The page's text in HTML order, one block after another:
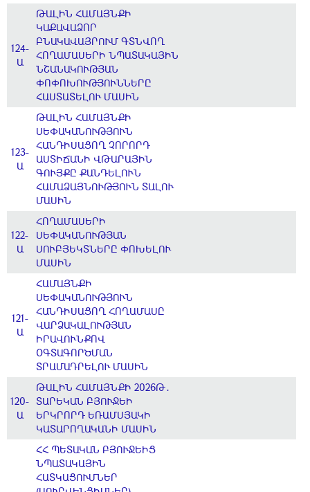
124-
Ա
ԹԱԼԻՆ ՀԱՄԱՅՆՔԻ
ԿԱՔԱՎԱՁՈՐ
ԲՆԱԿԱՎԱՅՐՈՒՄ ԳՏՆՎՈՂ
ՀՈՂԱՄԱՍԵՐԻ ՆՊԱՏԱԿԱՅԻՆ
ՆՇԱՆԱԿՈՒԹՅԱՆ
ՓՈՓՈԽՈՒԹՅՈՒՆՆԵՐԸ
ՀԱՍՏԱՏԵԼՈՒ ՄԱՍԻՆ
123-
Ա
ԹԱԼԻՆ ՀԱՄԱՅՆՔԻ
ՍԵՓԱԿԱՆՈՒԹՅՈՒՆ
ՀԱՆԴԻՍԱՑՈՂ ՉՈՐՈՐԴ
ԱՍՏԻՃԱՆԻ ՎԹԱՐԱՅԻՆ
ԳՈՒՅՔԸ ՔԱՆԴԵԼՈՒՆ
ՀԱՄԱՁԱՅՆՈՒԹՅՈՒՆ ՏԱԼՈՒ
ՄԱՍԻՆ
122-
Ա
ՀՈՂԱՄԱՍԵՐԻ
ՍԵՓԱԿԱՆՈՒԹՅԱՆ
ՍՈՒԲՅԵԿՏՆԵՐԸ ՓՈԽԵԼՈՒ
ՄԱՍԻՆ
121-
Ա
ՀԱՄԱՅՆՔԻ
ՍԵՓԱԿԱՆՈՒԹՅՈՒՆ
ՀԱՆԴԻՍԱՑՈՂ ՀՈՂԱՄԱՍԸ
ՎԱՐՁԱԿԱԼՈՒԹՅԱՆ
ԻՐԱՎՈՒՆՔՈՎ
ՕԳՏԱԳՈՐԾՄԱՆ
ՏՐԱՄԱԴՐԵԼՈՒ ՄԱՍԻՆ
120-
Ա
ԹԱԼԻՆ ՀԱՄԱՅՆՔԻ 2026Թ․
ՏԱՐԵԿԱՆ ԲՅՈՒՋԵԻ
ԵՐԿՐՈՐԴ ԵՌԱՄՍՅԱԿԻ
ԿԱՏԱՐՈՂԱԿԱՆԻ ՄԱՍԻՆ
ՀՀ ՊԵՏԱԿԱՆ ԲՅՈՒՋԵԻՑ
ՆՊԱՏԱԿԱՅԻՆ
ՀԱՏԿԱՑՈՒՄՆԵՐ